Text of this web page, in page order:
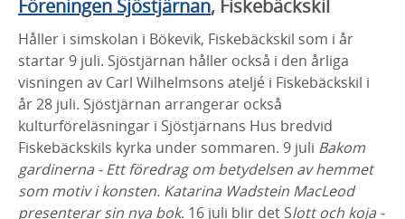
Föreningen Sjöstjärnan, Fiskebäckskil
Håller i simskolan i Bökevik, Fiskebäckskil som i år
startar 9 juli. Sjöstjärnan håller också i den årliga
visningen av Carl Wilhelmsons ateljé i Fiskebäckskil i
år 28 juli. Sjöstjärnan arrangerar också
kulturföreläsningar i Sjöstjärnans Hus bredvid
Fiskebäckskils kyrka under sommaren. 9 juli Bakom
gardinerna -Ett föredrag om betydelsen av hemmet
som motiv i konsten. Katarina Wadstein MacLeod
presenterar sin nya bok. 16 juli blir det Slott och koja -